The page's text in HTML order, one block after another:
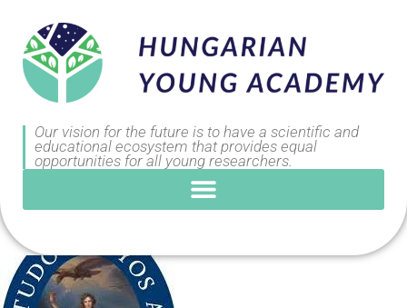
Our vision for the future is to have a scientific and
educational ecosystem that provides equal
opportunities for all young researchers.